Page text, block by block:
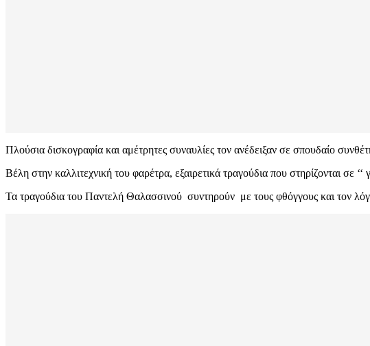
Πλούσια δισκογραφία και αμέτρητες συναυλίες τον ανέδειξαν σε σπουδαίο
Βέλη στην καλλιτεχνική του φαρέτρα, εξαιρετικά τραγούδια που στηρίζονται σε
Τα τραγούδια του Παντελή Θαλασσινού συντηρούν με τους φθόγγους και τον